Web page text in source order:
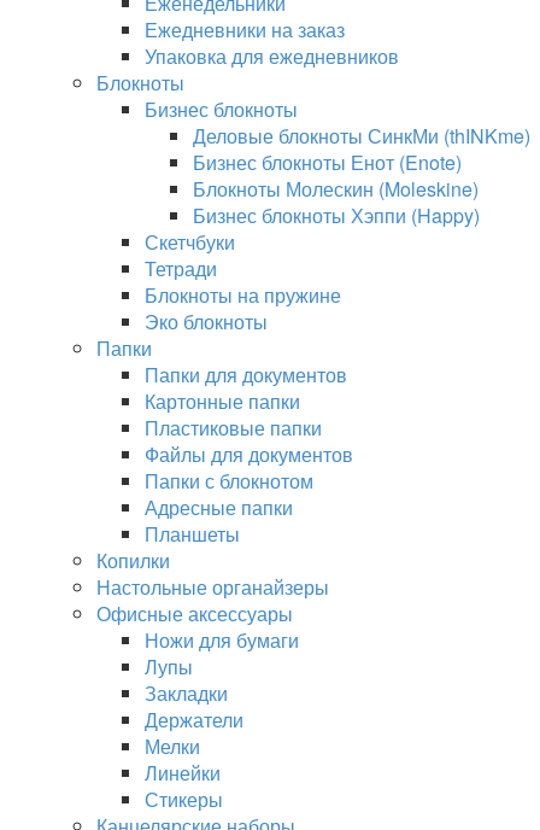
Ежедневники на заказ
Упаковка для ежедневников
Блокноты
Бизнес блокноты
Деловые блокноты СинкМи (thINKme)
Бизнес блокноты Енот (Enote)
Блокноты Молескин (Moleskine)
Бизнес блокноты Хэппи (Happy)
Скетчбуки
Тетради
Блокноты на пружине
Эко блокноты
Папки
Папки для документов
Картонные папки
Пластиковые папки
Файлы для документов
Папки с блокнотом
Адресные папки
Планшеты
Копилки
Настольные органайзеры
Офисные аксессуары
Ножи для бумаги
Лупы
Закладки
Держатели
Мелки
Линейки
Стикеры